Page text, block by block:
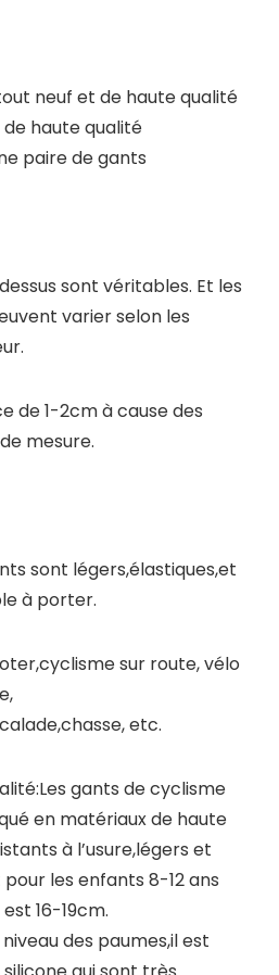
neuf et de haute qualité
haute qualité
paire de gants
sont véritables. Et les
varier selon les
de 1-2cm à cause des
mesure.
sont légers,élastiques,et
à porter.
sur route, vélo
etc.
gants de cyclisme
en matériaux de haute
à l’usure,légers et
les enfants 8-12 ans
16-19cm.
des paumes,il est